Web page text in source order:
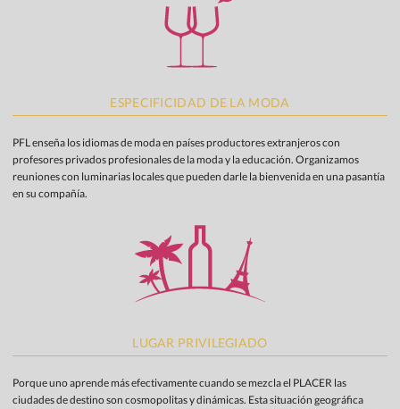
ESPECIFICIDAD DE LA MODA
PFL enseña los idiomas de moda en países productores extranjeros con
profesores privados profesionales de la moda y la educación. Organizamos
reuniones con luminarias locales que pueden darle la bienvenida en una pasantía
en su compañía.
LUGAR PRIVILEGIADO
Porque uno aprende más efectivamente cuando se mezcla el PLACER las
ciudades de destino son cosmopolitas y dinámicas. Esta situación geográfica